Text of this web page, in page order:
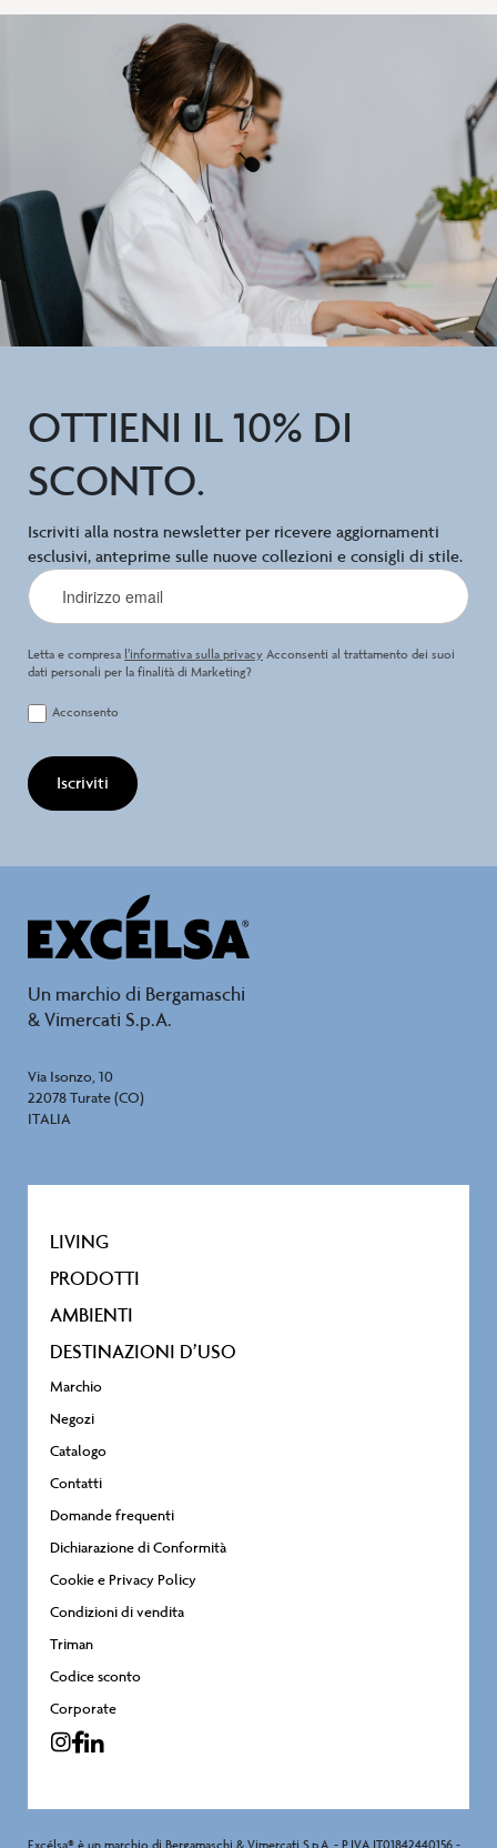
OTTIENI IL 10% DI
SCONTO.
Iscriviti alla nostra newsletter per ricevere aggiornamenti
esclusivi, anteprime sulle nuove collezioni e consigli di stile.
Letta e compresa l’informativa sulla privacy Acconsenti al trattamento dei suoi
dati personali per la finalità di Marketing?
Acconsento
Iscriviti
Un marchio di Bergamaschi
& Vimercati S.p.A.
Via Isonzo, 10
22078 Turate (CO)
ITALIA
LIVING
PRODOTTI
AMBIENTI
DESTINAZIONI D’USO
Marchio
Negozi
Catalogo
Contatti
Domande frequenti
Dichiarazione di Conformità
Cookie e Privacy Policy
Condizioni di vendita
Triman
Codice sconto
Corporate